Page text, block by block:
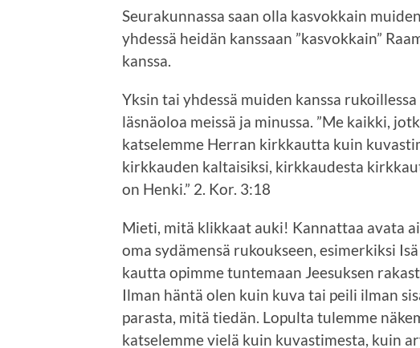
Seurakunnassa saan olla kasvokkain
yhdessä heidän kanssaan ”kasvokkain”
kanssa.
Yksin tai yhdessä muiden kanssa
läsnäoloa meissä ja minussa. ”Me kaikki,
katselemme Herran kirkkautta kuin
kirkkauden kaltaisiksi, kirkkaudesta
on Henki.” 2. Kor. 3:18
Mieti, mitä klikkaat auki! Kannattaa avata
oma sydämensä rukoukseen, esimerkiksi
kautta opimme tuntemaan Jeesuksen
Ilman häntä olen kuin kuva tai peili ilman
parasta, mitä tiedän. Lopulta tulemme
katselemme vielä kuin kuvastimesta, kuin